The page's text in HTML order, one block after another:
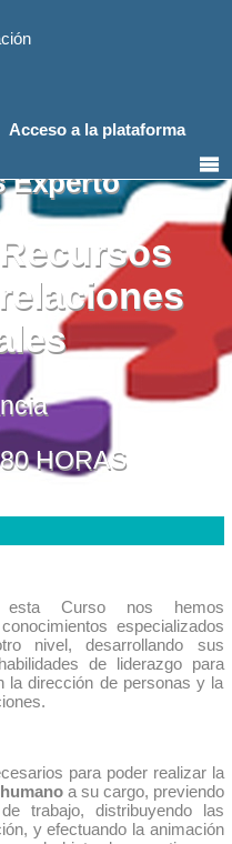
Acceso a la plataforma
Experto
HORAS
Curso nos hemos
especializados
nivel, desarrollando sus
de liderazgo para
la dirección de personas y la
para poder realizar la
a su cargo, previendo
trabajo, distribuyendo las
y efectuando la animación